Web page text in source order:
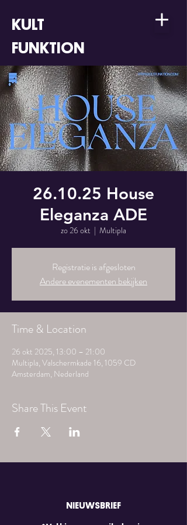
KULT
FUNKTION
26.10.25 House
Eleganza ADE
zo 26 okt
  |
Multipla
Registratie is afgesloten
Andere evenementen bekijken
Time & Location
26 okt 2025, 13:00 – 21:00
Multipla, Valschermkade 16, 1059 CD
Amsterdam, Nederland
Share This Event
NIEUWSBRIEF